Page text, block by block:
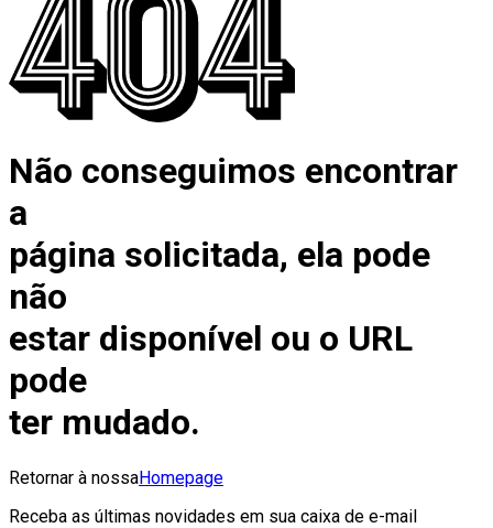
Não conseguimos encontrar
a
página solicitada, ela pode
não
estar disponível ou o URL
pode
ter mudado.
Retornar à nossaHomepage
Receba as últimas novidades em sua caixa de e-mail